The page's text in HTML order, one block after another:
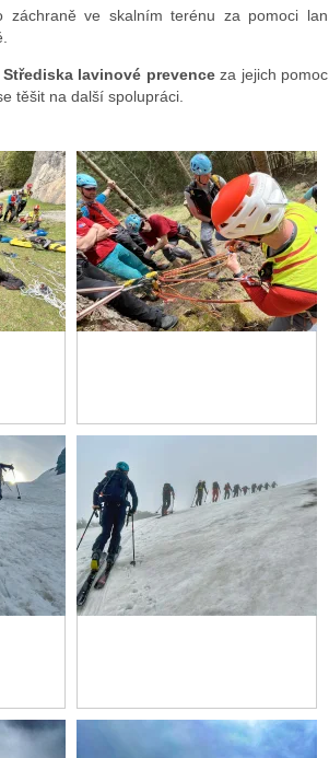
ve skalním terénu za pomoci lan
lavinové prevenceza jejich pomoc
těšit na další spolupráci.